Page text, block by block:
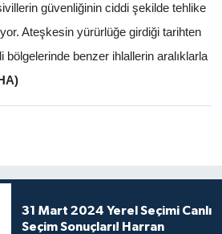
güvenliğinin ciddi şekilde tehlike
Ateşkesin yürürlüğe girdiği tarihten
benzer ihlallerin aralıklarla
31 Mart 2024 Yerel Seçimi Canlı
Seçim Sonuçları! Harran